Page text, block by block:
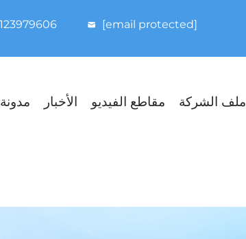
[email protected]
ملف الشركة مقاطع الفيديو الأخبار مدونة